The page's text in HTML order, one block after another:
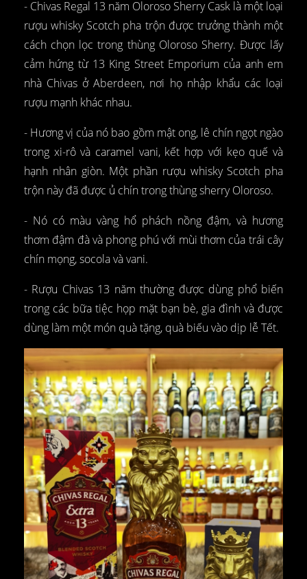
- Chivas Regal 13 năm Oloroso Sherry Cask là một loại
rượu whisky Scotch pha trộn được trưởng thành một
cách chọn lọc trong thùng Oloroso Sherry. Được lấy
cảm hứng từ 13 King Street Emporium của anh em
nhà Chivas ở Aberdeen, nơi họ nhập khẩu các loại
rượu mạnh khác nhau.
- Hương vị của nó bao gồm mật ong, lê chín ngọt ngào
trong xi-rô và caramel vani, kết hợp với kẹo quế và
hạnh nhân giòn. Một phần rượu whisky Scotch pha
trộn này đã được ủ chín trong thùng sherry Oloroso.
- Nó có màu vàng hổ phách nồng đậm, và hương
thơm đậm đà và phong phú với mùi thơm của trái cây
chín mọng, socola và vani.
- Rượu Chivas 13 năm thường được dùng phổ biến
trong các bữa tiệc họp mặt bạn bè, gia đình và được
dùng làm một món quà tặng, quà biếu vào dịp lễ Tết.